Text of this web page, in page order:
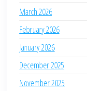
March 2026
February 2026
January 2026
December 2025
November 2025